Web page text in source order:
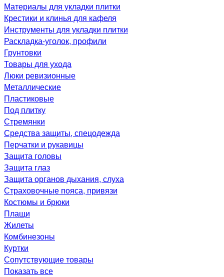
Материалы для укладки плитки
Крестики и клинья для кафеля
Инструменты для укладки плитки
Раскладка-уголок, профили
Грунтовки
Товары для ухода
Люки ревизионные
Металлические
Пластиковые
Под плитку
Стремянки
Средства защиты, спецодежда
Перчатки и рукавицы
Защита головы
Защита глаз
Защита органов дыхания, слуха
Страховочные пояса, привязи
Костюмы и брюки
Плащи
Жилеты
Комбинезоны
Куртки
Сопутствующие товары
Показать все